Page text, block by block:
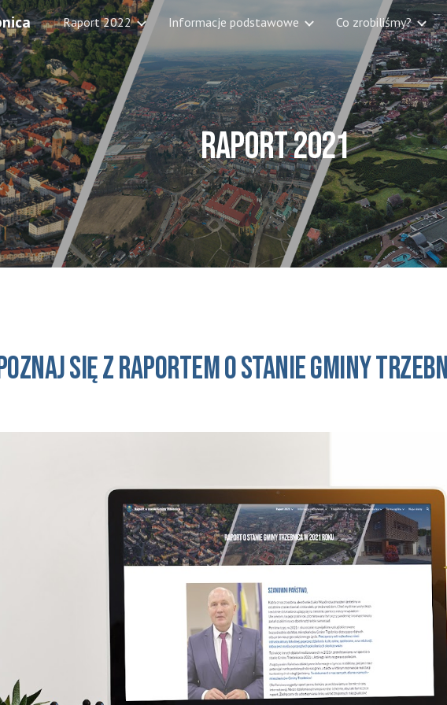
Skip to main content Skip to
Raport 2022 Informacje podstawowe Co zrobiliśmy?
Raport 2021
się z raportem o stanie GMINY